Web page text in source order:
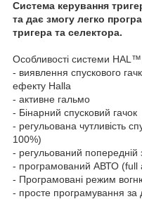
Система керування
та дає змогу легко
тригера та селектора.
Особливості системи
- виявлення спускового
ефекту Halla
- активне гальмо
- Бінарний спусковий гачок
- регульована чутливість
100%)
- регульований попередній
- програмований АВТО (full
- Програмовані режим
- просте програмування за